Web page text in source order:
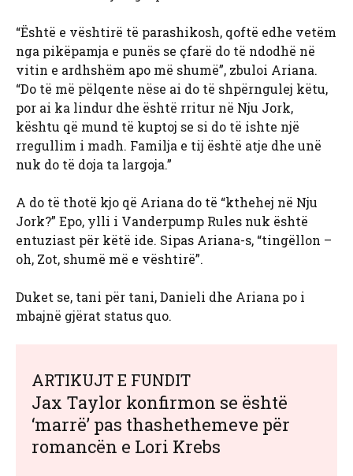
“Është e vështirë të parashikosh, qoftë edhe vetëm
nga pikëpamja e punës se çfarë do të ndodhë në
vitin e ardhshëm apo më shumë”, zbuloi Ariana.
“Do të më pëlqente nëse ai do të shpërngulej këtu,
por ai ka lindur dhe është rritur në Nju Jork,
kështu që mund të kuptoj se si do të ishte një
rregullim i madh. Familja e tij është atje dhe unë
nuk do të doja ta largoja.”
A do të thotë kjo që Ariana do të “kthehej në Nju
Jork?” Epo, ylli i Vanderpump Rules nuk është
entuziast për këtë ide. Sipas Ariana-s, “tingëllon –
oh, Zot, shumë më e vështirë”.
Duket se, tani për tani, Danieli dhe Ariana po i
mbajnë gjërat status quo.
ARTIKUJT E FUNDIT
Jax Taylor konfirmon se është
‘marrë’ pas thashethemeve për
romancën e Lori Krebs